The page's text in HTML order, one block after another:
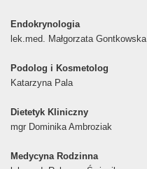
Endokrynologia
lek.med. Małgorzata Gontkowska
Podolog i Kosmetolog
Katarzyna Pala
Dietetyk Kliniczny
mgr Dominika Ambroziak
Medycyna Rodzinna